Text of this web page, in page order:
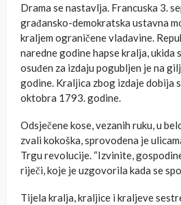
Drama se nastavlja. Francuska 3.
građansko-demokratska ustavna
kraljem ograničene vladavine.
naredne godine hapse kralja, ukida
osuđen za izdaju pogubljen je na
godine. Kraljica zbog izdaje dobija
oktobra 1793. godine.
Odsječene kose, vezanih ruku, u
zvali kokoška, sprovodena je
Trgu revolucije. “Izvinite,
riječi, koje je uzgovorila kada se
Tijela kralja, kraljice i kraljeve